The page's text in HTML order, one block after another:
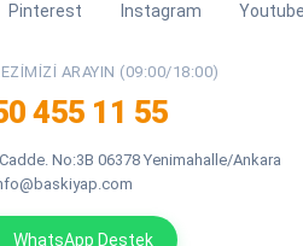
Pinterest Instagram
ARAYIN (09:00/18:00)
455 11 55
No:3B 06378 Yenimahalle/Ankara
WhatsApp Destek